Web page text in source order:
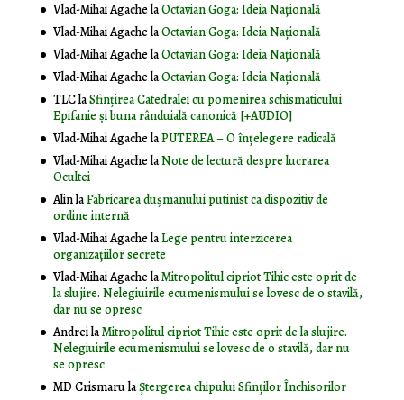
Vlad-Mihai AgachelaOctavian Goga: Ideia Naţională
Vlad-Mihai AgachelaOctavian Goga: Ideia Naţională
Vlad-Mihai AgachelaOctavian Goga: Ideia Naţională
Vlad-Mihai AgachelaOctavian Goga: Ideia Naţională
TLClaSfințirea Catedralei cu pomenirea schismaticului
Epifanie și buna rânduială canonică [+AUDIO]
Vlad-Mihai AgachelaPUTEREA – O înţelegere radicală
Vlad-Mihai AgachelaNote de lectură despre lucrarea
Ocultei
AlinlaFabricarea dușmanului putinist ca dispozitiv de
ordine internă
Vlad-Mihai AgachelaLege pentru interzicerea
organizaţiilor secrete
Vlad-Mihai AgachelaMitropolitul cipriot Tihic este oprit de
la slujire. Nelegiuirile ecumenismului se lovesc de o stavilă,
dar nu se opresc
AndreilaMitropolitul cipriot Tihic este oprit de la slujire.
Nelegiuirile ecumenismului se lovesc de o stavilă, dar nu
se opresc
MD CrismarulaŞtergerea chipului Sfinţilor Închisorilor